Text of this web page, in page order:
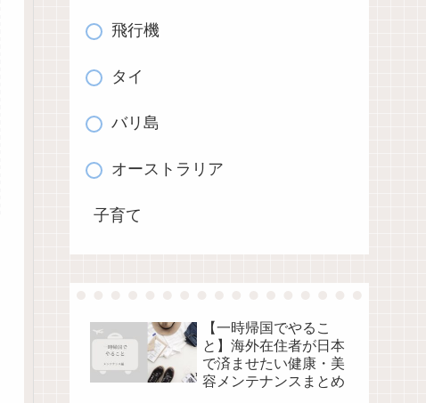
飛行機
タイ
バリ島
オーストラリア
子育て
【一時帰国でやるこ
と】海外在住者が日本
で済ませたい健康・美
容メンテナンスまとめ